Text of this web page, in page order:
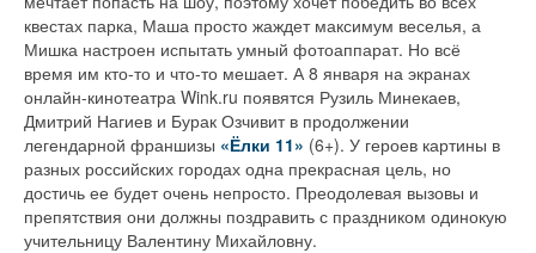
квестах парка, Маша просто жаждет максимум веселья, а
Мишка настроен испытать умный фотоаппарат. Но всё
время им кто-то и что-то мешает. А 8 января на экранах
онлайн-кинотеатра Wink.ru появятся Рузиль Минекаев,
Дмитрий Нагиев и Бурак Озчивит в продолжении
легендарной франшизы «Ёлки 11» (6+). У героев картины в
разных российских городах одна прекрасная цель, но
достичь ее будет очень непросто. Преодолевая вызовы и
препятствия они должны поздравить с праздником одинокую
учительницу Валентину Михайловну.